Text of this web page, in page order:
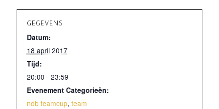
GEGEVENS
Datum:
18 april 2017
Tijd:
20:00 - 23:59
Evenement Categorieën:
ndb teamcup, team